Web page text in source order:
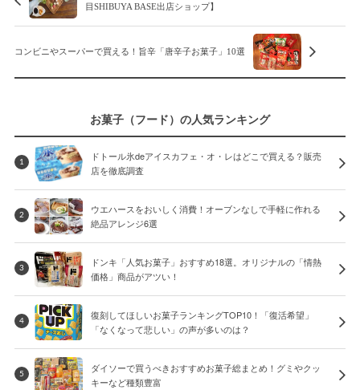
目SHIBUYA BASE出店ショップ】
コンビニやスーパーで買える！旨辛「唐辛子お菓子」10選
お菓子（フード）の人気ランキング
1
ドトール氷deアイスカフェ・オ・レはどこで買える？販売
店を徹底調査
2
ウエハースをおいしく消費！オーブンなしで手軽に作れる
絶品アレンジ6選
3
ドンキ「人気お菓子」おすすめ18選。オリジナルの「情熱
価格」商品がアツい！
4
復刻してほしいお菓子ランキングTOP10！「復活希望」
「なくなって悲しい」の声が多いのは？
5
ダイソーで買うべきおすすめお菓子総まとめ！グミやクッ
キーなど種類豊富